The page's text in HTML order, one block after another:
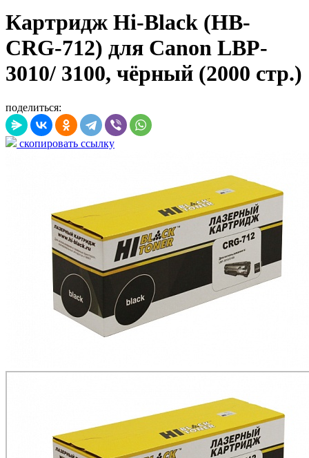
Картридж Hi-Black (HB-
CRG-712) для Canon LBP-
3010/ 3100, чёрный (2000 стр.)
поделиться:
скопировать ссылку